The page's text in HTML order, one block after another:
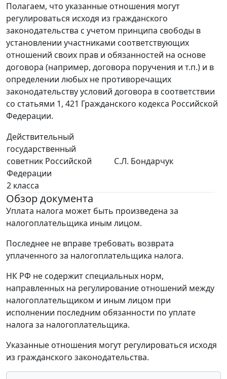
Полагаем, что указанные отношения могут
регулироваться исходя из гражданского
законодательства с учетом принципа свободы в
установлении участниками соответствующих
отношений своих прав и обязанностей на основе
договора (например, договора поручения и т.п.) и в
определении любых не противоречащих
законодательству условий договора в соответствии
со статьями 1, 421 Гражданского кодекса Российской
Федерации.
Действительный
государственный
советник Российской
Федерации
2 класса
С.Л. Бондарчук
Обзор документа
Уплата налога может быть произведена за
налогоплательщика иным лицом.
Последнее не вправе требовать возврата
уплаченного за налогоплательщика налога.
НК РФ не содержит специальных норм,
направленных на регулирование отношений между
налогоплательщиком и иным лицом при
исполнении последним обязанности по уплате
налога за налогоплательщика.
Указанные отношения могут регулироваться исходя
из гражданского законодательства.